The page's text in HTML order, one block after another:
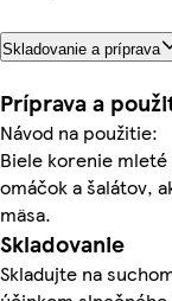
Skladovanie a príprava
Príprava a
Návod na použitie:
Biele korenie
omáčok a šalátov,
mäsa.
Skladovanie
Skladujte na